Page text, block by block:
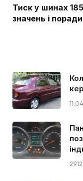
Тиск у шинах
значень і